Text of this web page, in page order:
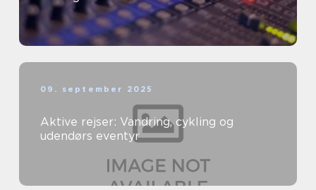
09. september 2025
Aktive rejser: Vandring, cykling og
udendørs eventyr